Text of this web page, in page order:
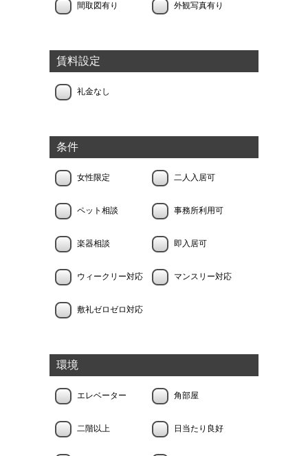
間取図有り 外観写真有り
賃料設定
礼金なし
条件
女性限定 二人入居可
ペット相談 事務所利用可
楽器相談 即入居可
ウィークリー対応 マンスリー対応
敷礼ゼロゼロ対応
環境
エレベーター 角部屋
二階以上 日当たり良好